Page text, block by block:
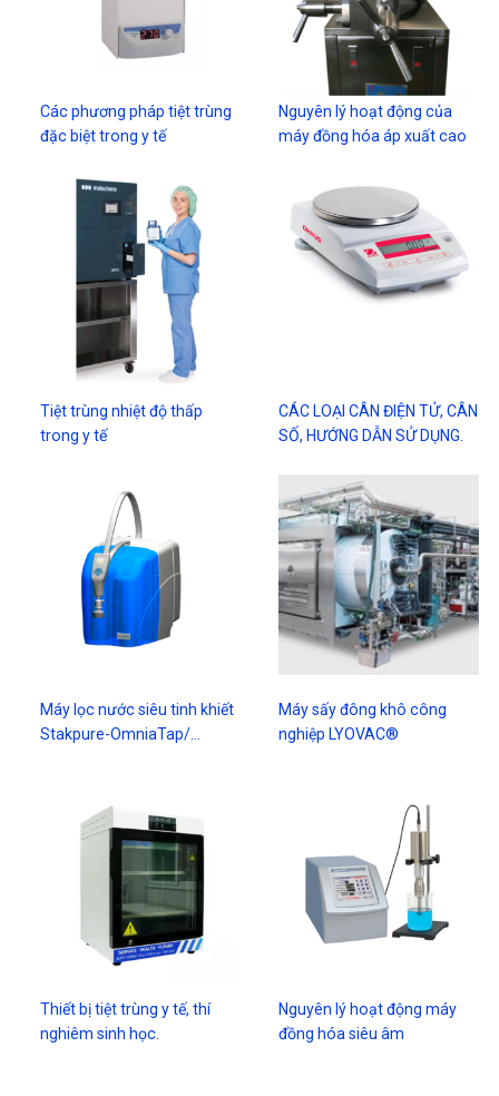
Các phương pháp tiệt trùng
đặc biệt trong y tế
Nguyên lý hoạt động của
máy đồng hóa áp xuất cao
Tiệt trùng nhiệt độ thấp
trong y tế
CÁC LOẠI CÂN ĐIỆN TỬ, CÂN
SỐ, HƯỚNG DẪN SỬ DỤNG.
Máy lọc nước siêu tinh khiết
Stakpure-OmniaTap/…
Máy sấy đông khô công
nghiệp LYOVAC®
Thiết bị tiệt trùng y tế, thí
nghiêm sinh học.
Nguyên lý hoạt động máy
đồng hóa siêu âm